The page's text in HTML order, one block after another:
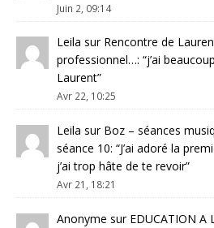
Juin 2, 09:14
Leila sur Rencontre de
professionnel…: “j’ai
Laurent”
Avr 22, 10:25
Leila sur Boz – séances
séance 10: “J’ai adoré la
j’ai trop hâte de te revoir”
Avr 21, 18:21
Anonyme sur EDUCATION A